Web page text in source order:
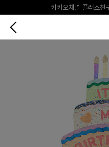
포레포레 앱 다운
하우스오브캐러셀, 국내